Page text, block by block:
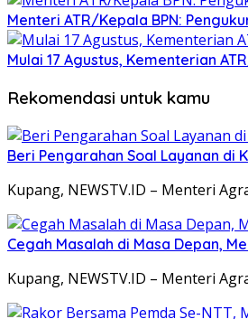
Menteri ATR/Kepala BPN:
Mulai 17 Agustus, Kementerian
Rekomendasi untuk kamu
Beri Pengarahan Soal Layanan di
Kupang, NEWSTV.ID – Menteri
Cegah Masalah di Masa Depan,
Kupang, NEWSTV.ID – Menteri